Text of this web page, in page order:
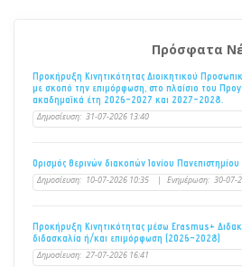
Πρόσφατα
Προκήρυξη Κινητικότητας Διοικητικού
με σκοπό την επιμόρφωση, στο πλαίσιο του
ακαδημαϊκά έτη 2026–2027 και 2027–2028.
Δημοσίευση: 31-07-2026 13:40
Ορισμός θερινών διακοπών Ιονίου
Δημοσίευση: 10-07-2026 10:35 | Ενημέρωση: 30-07-
Προκήρυξη Κινητικότητας μέσω Erasmus+
διδασκαλία ή/και επιμόρφωση (2026-2028)
Δημοσίευση: 27-07-2026 16:41